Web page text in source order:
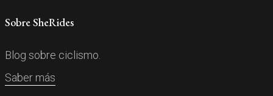
Sobre SheRides
Blog sobre ciclismo.
Saber más